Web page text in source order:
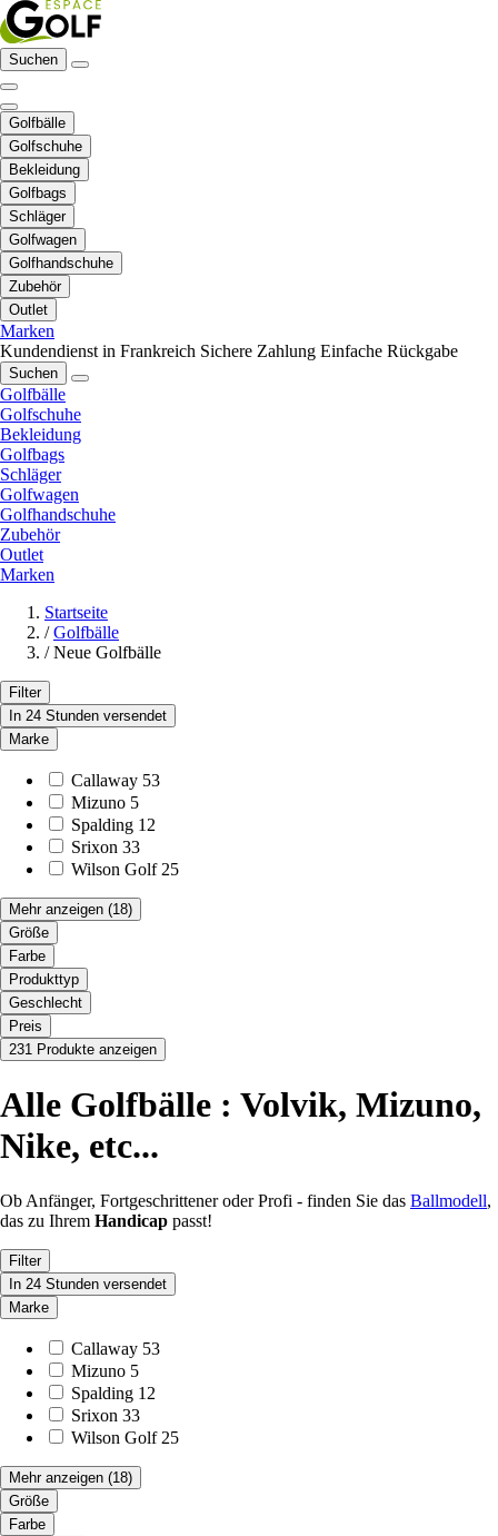
Suchen
Golfbälle
Golfschuhe
Bekleidung
Golfbags
Schläger
Golfwagen
Golfhandschuhe
Zubehör
Outlet
Marken
Kundendienst in Frankreich Sichere Zahlung Einfache Rückgabe
Suchen
Golfbälle
Golfschuhe
Bekleidung
Golfbags
Schläger
Golfwagen
Golfhandschuhe
Zubehör
Outlet
Marken
Startseite
/ Golfbälle
/ Neue Golfbälle
Filter
In 24 Stunden versendet
Marke
Callaway 53
Mizuno 5
Spalding 12
Srixon 33
Wilson Golf 25
Mehr anzeigen (18)
Größe
Farbe
Produkttyp
Geschlecht
Preis
231 Produkte anzeigen
Alle Golfbälle : Volvik, Mizuno,
Nike, etc...
Ob Anfänger, Fortgeschrittener oder Profi - finden Sie das Ballmodell,
das zu Ihrem Handicap passt!
Filter
In 24 Stunden versendet
Marke
Callaway 53
Mizuno 5
Spalding 12
Srixon 33
Wilson Golf 25
Mehr anzeigen (18)
Größe
Farbe